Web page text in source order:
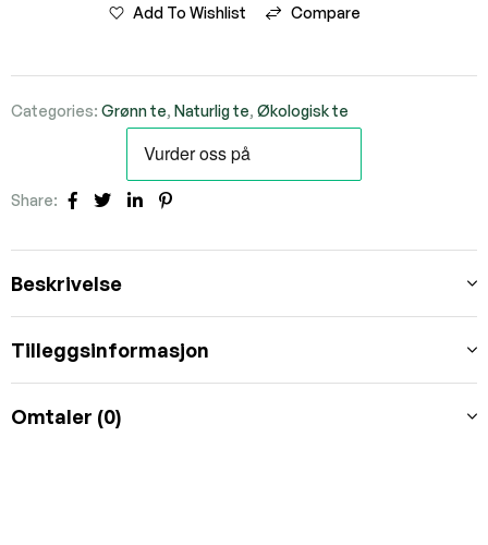
Add To Wishlist Compare
Categories: Grønn te, Naturlig te, Økologisk te
Share:
Facebook
TwitterLinkedin
Beskrivelse
Tilleggsinformasjon
Omtaler (0)